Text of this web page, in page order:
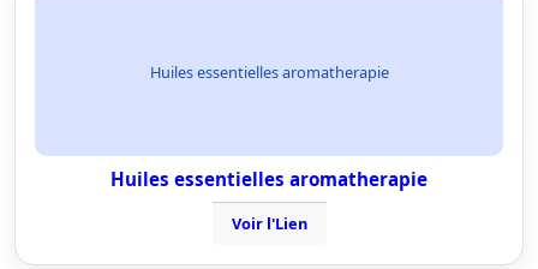
Huiles essentielles aromatherapie
Huiles essentielles aromatherapie
Voir l'Lien